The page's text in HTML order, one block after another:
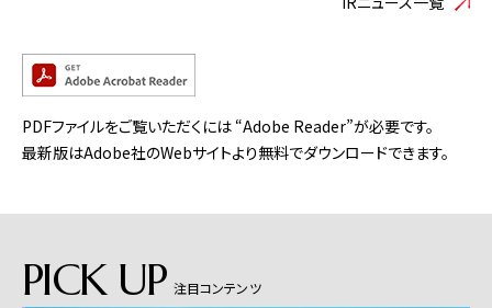
PDFファイルをご覧いただくには “Adobe Reader”が必要です。
最新版はAdobe社のWebサイトより無料でダウンロードできます。
PICK UP 注目コンテンツ